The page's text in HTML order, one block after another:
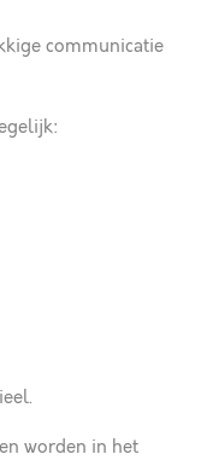
communicatie
worden in het